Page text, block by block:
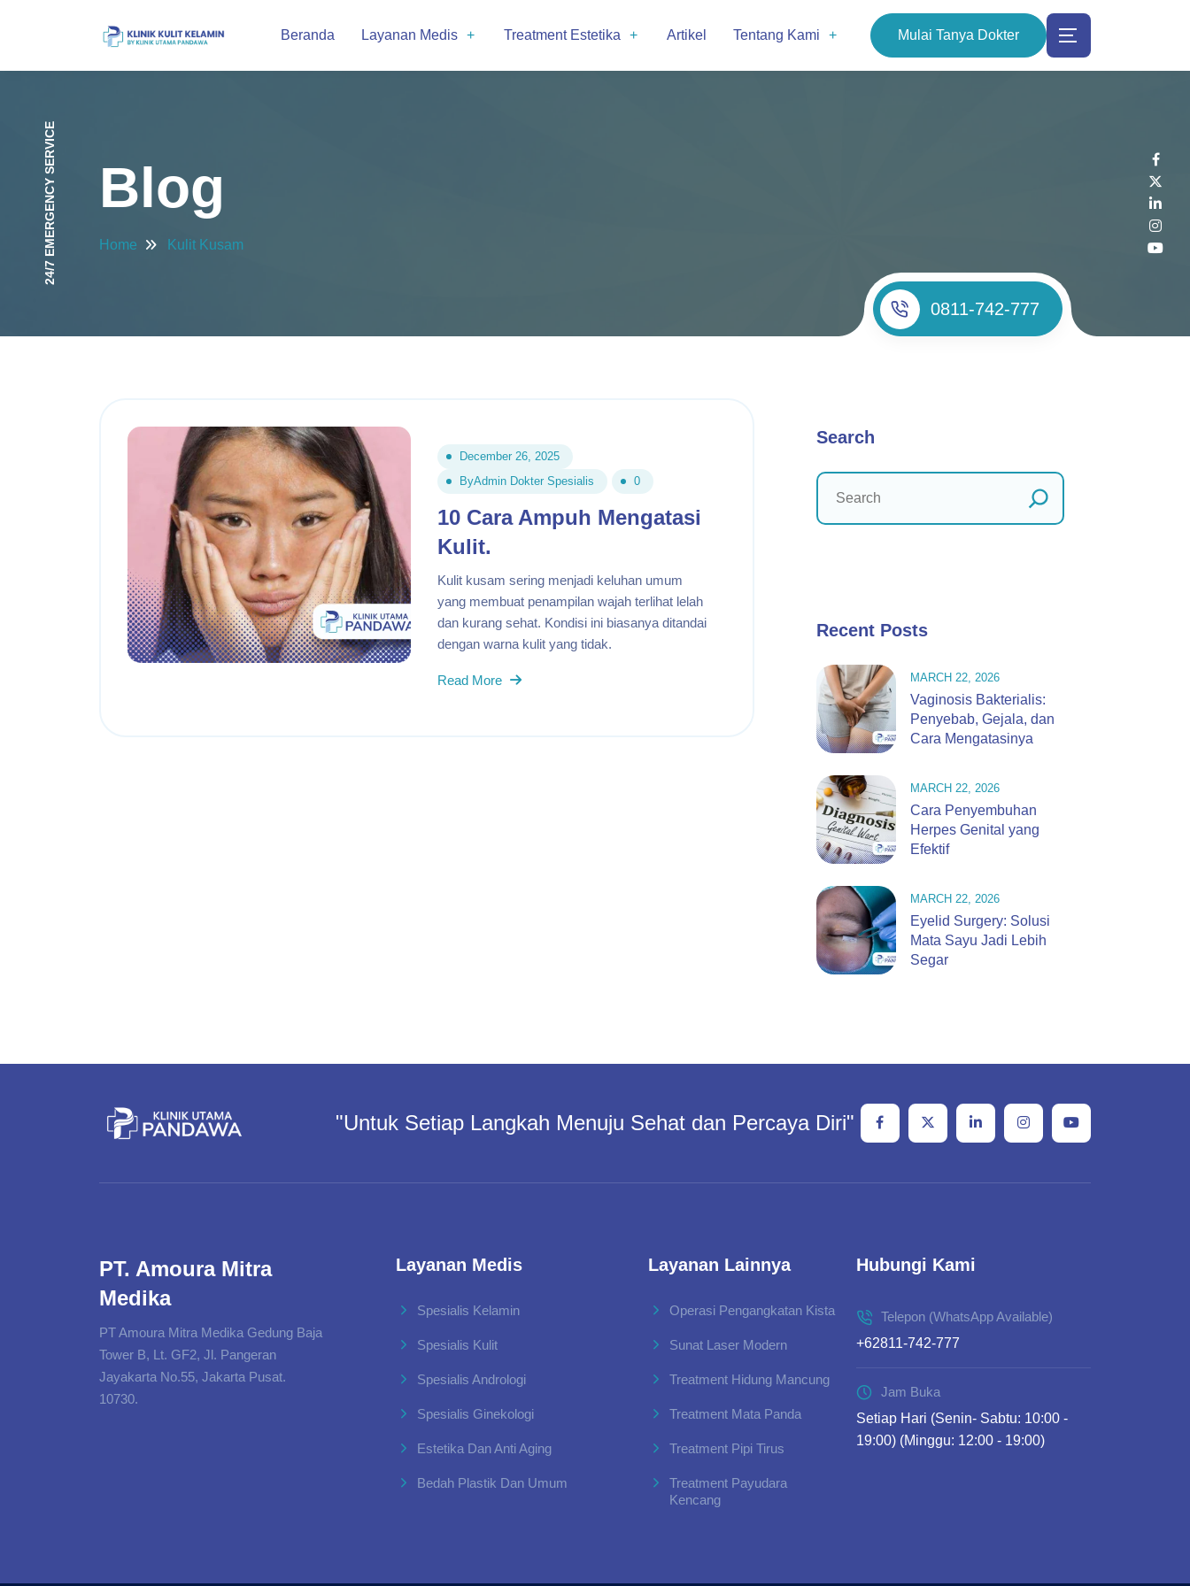
Beranda Layanan Medis Treatment Estetika Artikel Tentang Kami Mulai Tanya Dokter
Blog
Home Kulit Kusam
0811-742-777
24/7 EMERGENCY SERVICE
December 26, 2025
ByAdmin Dokter Spesialis 0
10 Cara Ampuh Mengatasi
Kulit.
Kulit kusam sering menjadi keluhan umum
yang membuat penampilan wajah terlihat lelah
dan kurang sehat. Kondisi ini biasanya ditandai
dengan warna kulit yang tidak.
Read More
Search
Recent Posts
MARCH 22, 2026
Vaginosis Bakterialis:
Penyebab, Gejala, dan
Cara Mengatasinya
MARCH 22, 2026
Cara Penyembuhan
Herpes Genital yang
Efektif
MARCH 22, 2026
Eyelid Surgery: Solusi
Mata Sayu Jadi Lebih
Segar
"Untuk Setiap Langkah Menuju Sehat dan Percaya Diri"
PT. Amoura Mitra
Medika
PT Amoura Mitra Medika Gedung Baja
Tower B, Lt. GF2, Jl. Pangeran
Jayakarta No.55, Jakarta Pusat.
10730.
Layanan Medis
Spesialis Kelamin
Spesialis Kulit
Spesialis Andrologi
Spesialis Ginekologi
Estetika Dan Anti Aging
Bedah Plastik Dan Umum
Layanan Lainnya
Operasi Pengangkatan Kista
Sunat Laser Modern
Treatment Hidung Mancung
Treatment Mata Panda
Treatment Pipi Tirus
Treatment Payudara
Kencang
Hubungi Kami
Telepon (WhatsApp Available)
+62811-742-777
Jam Buka
Setiap Hari (Senin- Sabtu: 10:00 -
19:00) (Minggu: 12:00 - 19:00)